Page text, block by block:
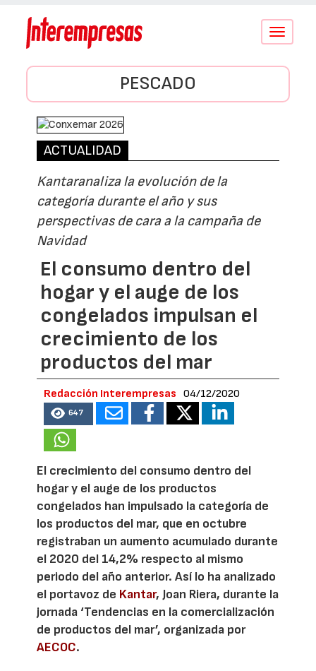
Conmutar
PESCADO
ACTUALIDAD
Kantaranaliza la evolución de la
categoría durante el año y sus
perspectivas de cara a la campaña de
Navidad
El consumo dentro del
hogar y el auge de los
congelados impulsan el
crecimiento de los
productos del mar
Redacción Interempresas 04/12/2020
647
El crecimiento del consumo dentro del
hogar y el auge de los productos
congelados han impulsado la categoría de
los productos del mar, que en octubre
registraban un aumento acumulado durante
el 2020 del 14,2% respecto al mismo
periodo del año anterior. Así lo ha analizado
el portavoz de Kantar, Joan Riera, durante la
jornada ‘Tendencias en la comercialización
de productos del mar’, organizada por
AECOC.